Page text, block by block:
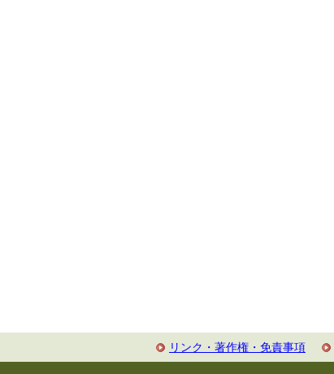
リンク・著作権・免責事項